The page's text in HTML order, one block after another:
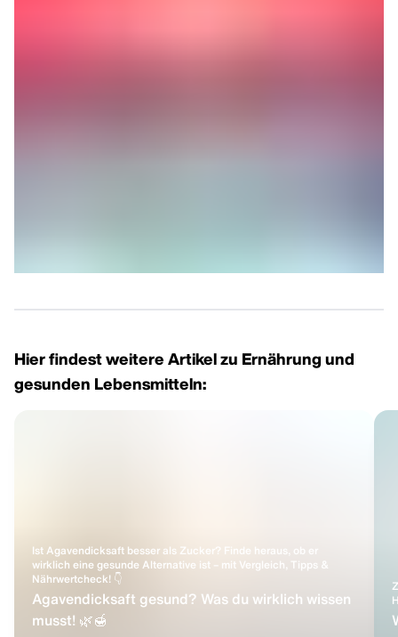
Hier findest weitere Artikel zu Ernährung und
gesunden Lebensmitteln:
Ist Agavendicksaft besser als Zucker? Finde heraus, ob er
wirklich eine gesunde Alternative ist – mit Vergleich, Tipps &
Nährwertcheck! 👇
Agavendicksaft gesund? Was du wirklich wissen
musst! 🌿🍯